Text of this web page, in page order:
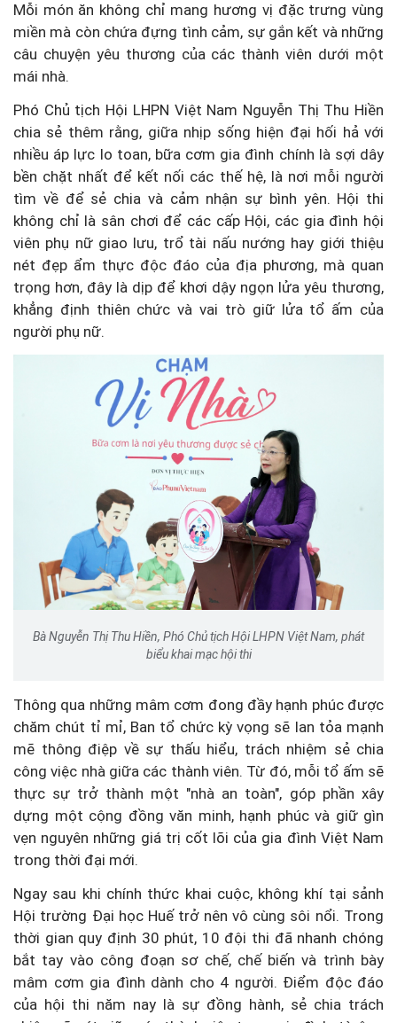
Mỗi món ăn không chỉ mang hương vị đặc trưng vùng
miền mà còn chứa đựng tình cảm, sự gắn kết và những
câu chuyện yêu thương của các thành viên dưới một
mái nhà.
Phó Chủ tịch Hội LHPN Việt Nam Nguyễn Thị Thu Hiền
chia sẻ thêm rằng, giữa nhịp sống hiện đại hối hả với
nhiều áp lực lo toan, bữa cơm gia đình chính là sợi dây
bền chặt nhất để kết nối các thế hệ, là nơi mỗi người
tìm về để sẻ chia và cảm nhận sự bình yên. Hội thi
không chỉ là sân chơi để các cấp Hội, các gia đình hội
viên phụ nữ giao lưu, trổ tài nấu nướng hay giới thiệu
nét đẹp ẩm thực độc đáo của địa phương, mà quan
trọng hơn, đây là dịp để khơi dậy ngọn lửa yêu thương,
khẳng định thiên chức và vai trò giữ lửa tổ ấm của
người phụ nữ.
Bà Nguyễn Thị Thu Hiền, Phó Chủ tịch Hội LHPN Việt Nam, phát
biểu khai mạc hội thi
Thông qua những mâm cơm đong đầy hạnh phúc được
chăm chút tỉ mỉ, Ban tổ chức kỳ vọng sẽ lan tỏa mạnh
mẽ thông điệp về sự thấu hiểu, trách nhiệm sẻ chia
công việc nhà giữa các thành viên. Từ đó, mỗi tổ ấm sẽ
thực sự trở thành một "nhà an toàn", góp phần xây
dựng một cộng đồng văn minh, hạnh phúc và giữ gìn
vẹn nguyên những giá trị cốt lõi của gia đình Việt Nam
trong thời đại mới.
Ngay sau khi chính thức khai cuộc, không khí tại sảnh
Hội trường Đại học Huế trở nên vô cùng sôi nổi. Trong
thời gian quy định 30 phút, 10 đội thi đã nhanh chóng
bắt tay vào công đoạn sơ chế, chế biến và trình bày
mâm cơm gia đình dành cho 4 người. Điểm độc đáo
của hội thi năm nay là sự đồng hành, sẻ chia trách